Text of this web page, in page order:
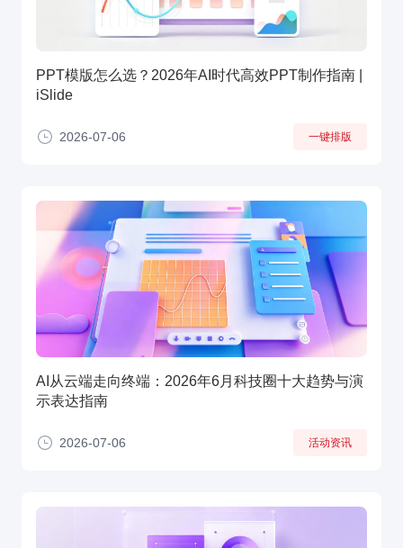
PPT模版怎么选？2026年AI时代高效PPT制作指南 |
iSlide
2026-07-06 一键排版
AI从云端走向终端：2026年6月科技圈十大趋势与演
示表达指南
2026-07-06 活动资讯